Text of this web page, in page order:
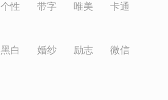
个性 带字 唯美 卡通
黑白 婚纱 励志 微信